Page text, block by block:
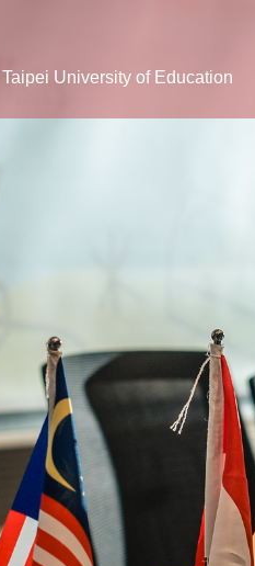
University of Education